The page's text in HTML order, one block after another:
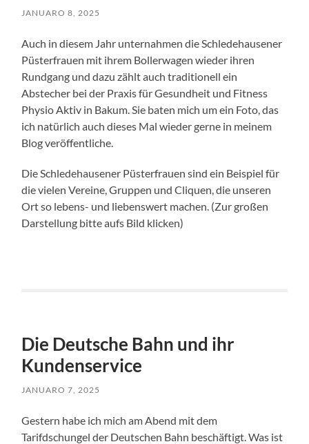
JANUARO 8, 2025
Auch in diesem Jahr unternahmen die Schledehausener
Püsterfrauen mit ihrem Bollerwagen wieder ihren
Rundgang und dazu zählt auch traditionell ein
Abstecher bei der Praxis für Gesundheit und Fitness
Physio Aktiv in Bakum. Sie baten mich um ein Foto, das
ich natürlich auch dieses Mal wieder gerne in meinem
Blog veröffentliche.
Die Schledehausener Püsterfrauen sind ein Beispiel für
die vielen Vereine, Gruppen und Cliquen, die unseren
Ort so lebens- und liebenswert machen. (Zur großen
Darstellung bitte aufs Bild klicken)
Die Deutsche Bahn und ihr
Kundenservice
JANUARO 7, 2025
Gestern habe ich mich am Abend mit dem
Tarifdschungel der Deutschen Bahn beschäftigt. Was ist